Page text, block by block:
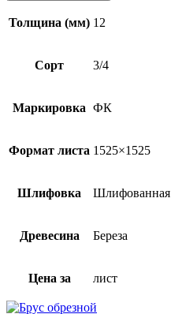
Толщина (мм) 12
Сорт 3/4
Маркировка ФК
Формат листа 1525×1525
Шлифовка Шлифованная
Древесина Береза
Цена за лист